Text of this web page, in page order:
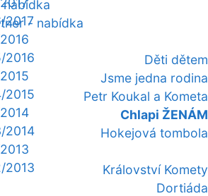
nabídka
- nabídka
Děti dětem
Jsme jedna rodina
Petr Koukal a Kometa
Chlapi ŽENÁM
Hokejová tombola
Království Komety
Dortiáda
2017
2016
2015
2014
2013